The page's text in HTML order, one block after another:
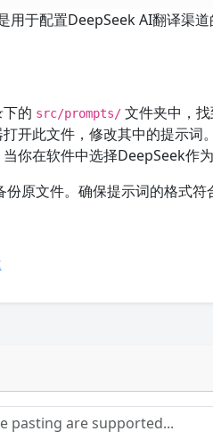
于配置DeepSeek AI翻译渠
的 src/prompts/ 文件夹中，找
开此文件，修改其中的提示词
你在软件中选择DeepSeek作
原文件。确保提示词的格式